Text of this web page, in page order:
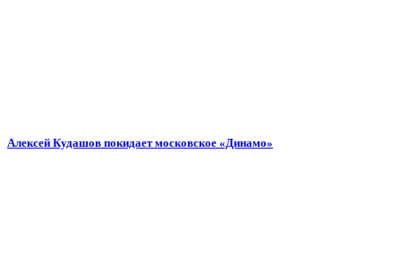
Алексей Кудашов покидает московское «Динамо»